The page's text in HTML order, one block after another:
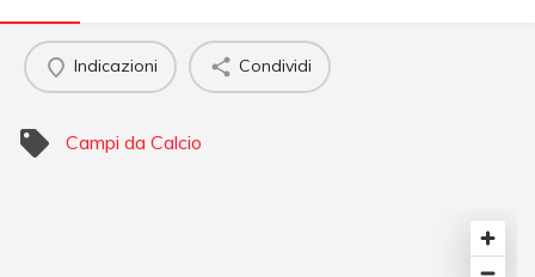
Indicazioni Condividi
Campi da Calcio